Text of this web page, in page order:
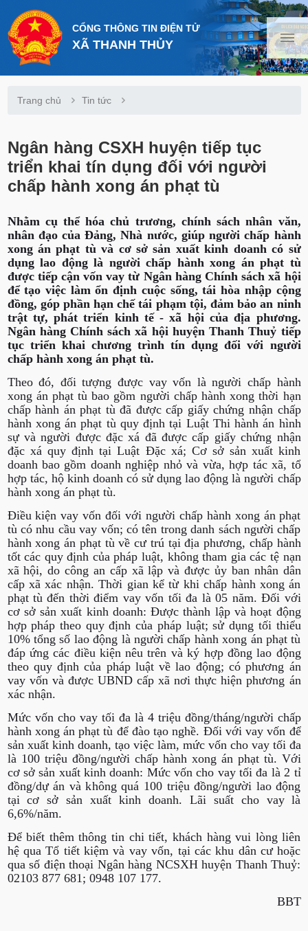
CỔNG THÔNG TIN ĐIỆN TỬ
XÃ THANH THỦY
Trang chủ Tin tức
Ngân hàng CSXH huyện tiếp tục
triển khai tín dụng đối với người
chấp hành xong án phạt tù
Nhằm cụ thể hóa chủ trương, chính sách nhân văn,
nhân đạo của Đảng, Nhà nước, giúp người chấp hành
xong án phạt tù và cơ sở sản xuất kinh doanh có sử
dụng lao động là người chấp hành xong án phạt tù
được tiếp cận vốn vay từ Ngân hàng Chính sách xã hội
để tạo việc làm ổn định cuộc sống, tái hòa nhập cộng
đồng, góp phần hạn chế tái phạm tội, đảm bảo an ninh
trật tự, phát triển kinh tế - xã hội của địa phương.
Ngân hàng Chính sách xã hội huyện Thanh Thuỷ tiếp
tục triển khai chương trình tín dụng đối với người
chấp hành xong án phạt tù.
Theo đó, đối tượng được vay vốn là người chấp hành
xong án phạt tù bao gồm người chấp hành xong thời hạn
chấp hành án phạt tù đã được cấp giấy chứng nhận chấp
hành xong án phạt tù quy định tại Luật Thi hành án hình
sự và người được đặc xá đã được cấp giấy chứng nhận
đặc xá quy định tại Luật Đặc xá; Cơ sở sản xuất kinh
doanh bao gồm doanh nghiệp nhỏ và vừa, hợp tác xã, tổ
hợp tác, hộ kinh doanh có sử dụng lao động là người chấp
hành xong án phạt tù.
Điều kiện vay vốn đối với người chấp hành xong án phạt
tù có nhu cầu vay vốn; có tên trong danh sách người chấp
hành xong án phạt tù về cư trú tại địa phương, chấp hành
tốt các quy định của pháp luật, không tham gia các tệ nạn
xã hội, do công an cấp xã lập và được ủy ban nhân dân
cấp xã xác nhận. Thời gian kể từ khi chấp hành xong án
phạt tù đến thời điểm vay vốn tối đa là 05 năm. Đối với
cơ sở sản xuất kinh doanh: Được thành lập và hoạt động
hợp pháp theo quy định của pháp luật; sử dụng tối thiểu
10% tổng số lao động là người chấp hành xong án phạt tù
đáp ứng các điều kiện nêu trên và ký hợp đồng lao động
theo quy định của pháp luật về lao động; có phương án
vay vốn và được UBND cấp xã nơi thực hiện phương án
xác nhận.
Mức vốn cho vay tối đa là 4 triệu đồng/tháng/người chấp
hành xong án phạt tù để đào tạo nghề. Đối với vay vốn để
sản xuất kinh doanh, tạo việc làm, mức vốn cho vay tối đa
là 100 triệu đồng/người chấp hành xong án phạt tù. Với
cơ sở sản xuất kinh doanh: Mức vốn cho vay tối đa là 2 tỉ
đồng/dự án và không quá 100 triệu đồng/người lao động
tại cơ sở sản xuất kinh doanh. Lãi suất cho vay là
6,6%/năm.
Để biết thêm thông tin chi tiết, khách hàng vui lòng liên
hệ qua Tổ tiết kiệm và vay vốn, tại các khu dân cư hoặc
qua số điện thoại Ngân hàng NCSXH huyện Thanh Thuỷ:
02103 877 681; 0948 107 177.
BBT